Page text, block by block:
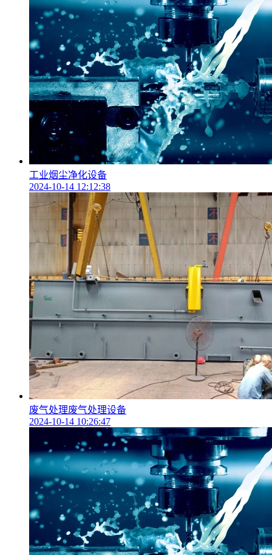
工业烟尘净化设备
2024-10-14 12:12:38
废气处理废气处理设备
2024-10-14 10:26:47